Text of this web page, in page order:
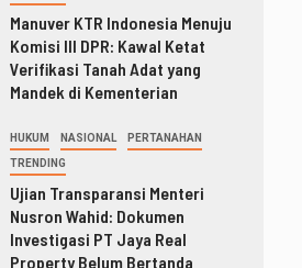
Manuver KTR Indonesia Menuju
Komisi III DPR: Kawal Ketat
Verifikasi Tanah Adat yang
Mandek di Kementerian
HUKUM NASIONAL PERTANAHAN
TRENDING
Ujian Transparansi Menteri
Nusron Wahid: Dokumen
Investigasi PT Jaya Real
Property Belum Bertanda